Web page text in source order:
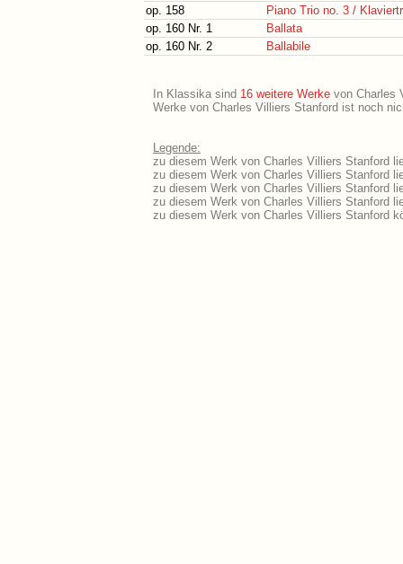
op. 158
Piano Trio no. 3 /
op. 160 Nr. 1
Ballata
op. 160 Nr. 2
Ballabile
In Klassika sind 16 weitere Werke von Charles
Werke von Charles Villiers Stanford ist noch
Legende:
zu diesem Werk von Charles Villiers Stanford
zu diesem Werk von Charles Villiers Stanford
zu diesem Werk von Charles Villiers Stanford
zu diesem Werk von Charles Villiers Stanford
zu diesem Werk von Charles Villiers Stanford